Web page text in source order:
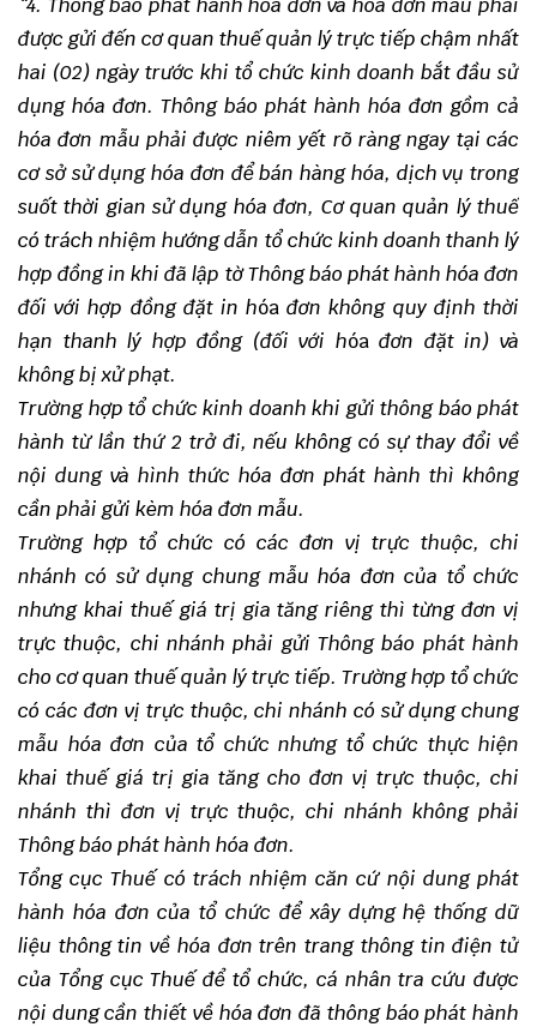
“4. Thông báo phát hành hóa đơn và hóa đơn mẫu phải
được gửi đến cơ quan thuế quản lý trực tiếp chậm nhất
hai (02) ngày trước khi tổ chức kinh doanh bắt đầu sử
dụng hóa đơn. Thông báo phát hành hóa đơn gồm cả
hóa đơn mẫu phải được niêm yết rõ ràng ngay tại các
cơ sở sử dụng hóa đơn để bán hàng hóa, dịch vụ trong
suốt thời gian sử dụng hóa đơn, Cơ quan quản lý thuế
có trách nhiệm hướng dẫn tổ chức kinh doanh thanh lý
hợp đồng in khi đã lập tờ Thông báo phát hành hóa đơn
đối với hợp đồng đặt in hóađơn không quy định thời
hạn thanh lý hợp đồng (đối với hóađơn đặt in) và
không bị xử phạt.
Trường hợp tổ chức kinh doanh khi gửi thông báo phát
hành từ lần thứ 2 trở đi, nếu không có sự thay đổi về
nội dung và hình thức hóa đơn phát hành thì không
cần phải gửi kèm hóa đơn mẫu.
Trường hợp tổ chức có các đơn vị trực thuộc, chi
nhánh có sử dụng chung mẫu hóa đơn của tổ chức
nhưng khai thuế giá trị gia tăng riêng thì từng đơn vị
trực thuộc, chi nhánh phải gửi Thông báo phát hành
cho cơ quan thuế quản lý trực tiếp. Trường hợp tổ chức
có các đơn vị trực thuộc, chi nhánh có sử dụng chung
mẫu hóa đơn của tổ chức nhưng tổ chức thực hiện
khai thuế giá trị gia tăng cho đơn vị trực thuộc, chi
nhánh thì đơn vị trực thuộc, chi nhánh không phải
Thông báo phát hành hóa đơn.
Tổng cục Thuế có trách nhiệm căn cứ nội dung phát
hành hóa đơn của tổ chức để xây dựng hệ thống dữ
liệu thông tin về hóa đơn trên trang thông tin điện tử
của Tổng cục Thuế để tổ chức, cá nhân tra cứu được
nội dung cần thiết về hóa đơn đã thông báo phát hành